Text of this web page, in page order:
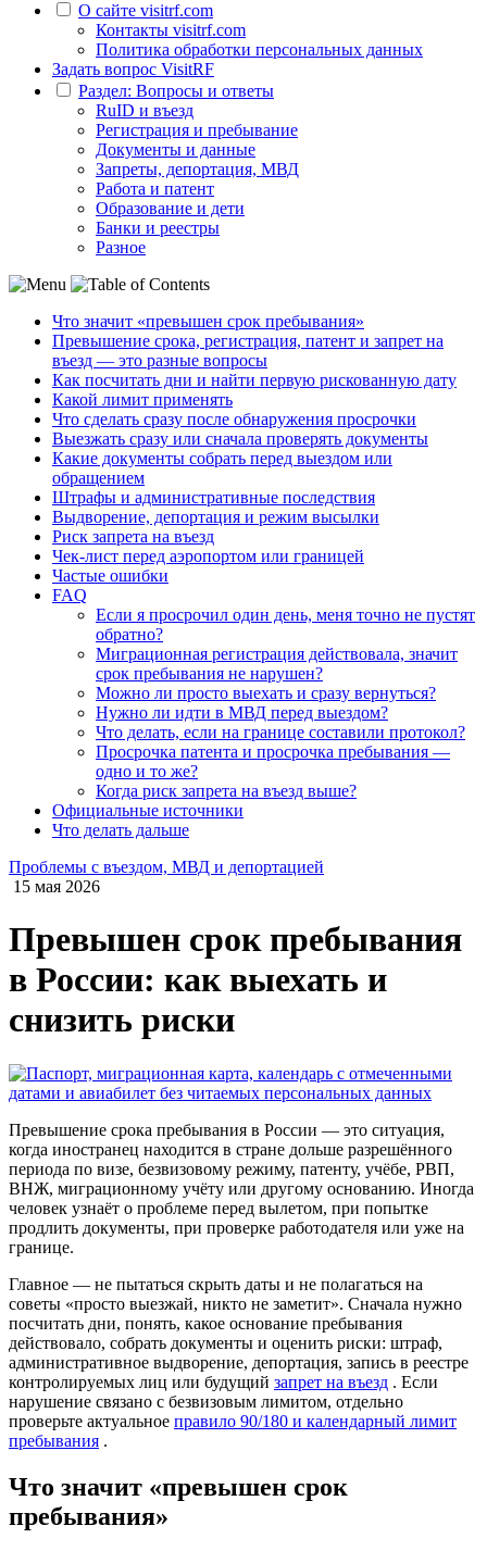
О сайте visitrf.com
Контакты visitrf.com
Политика обработки персональных данных
Задать вопрос VisitRF
Раздел: Вопросы и ответы
RuID и въезд
Регистрация и пребывание
Документы и данные
Запреты, депортация, МВД
Работа и патент
Образование и дети
Банки и реестры
Разное
Что значит «превышен срок пребывания»
Превышение срока, регистрация, патент и запрет на
въезд — это разные вопросы
Как посчитать дни и найти первую рискованную дату
Какой лимит применять
Что сделать сразу после обнаружения просрочки
Выезжать сразу или сначала проверять документы
Какие документы собрать перед выездом или
обращением
Штрафы и административные последствия
Выдворение, депортация и режим высылки
Риск запрета на въезд
Чек-лист перед аэропортом или границей
Частые ошибки
FAQ
Если я просрочил один день, меня точно не пустят
обратно?
Миграционная регистрация действовала, значит
срок пребывания не нарушен?
Можно ли просто выехать и сразу вернуться?
Нужно ли идти в МВД перед выездом?
Что делать, если на границе составили протокол?
Просрочка патента и просрочка пребывания —
одно и то же?
Когда риск запрета на въезд выше?
Официальные источники
Что делать дальше
Проблемы с въездом, МВД и депортацией
15 мая 2026
Превышен срок пребывания
в России: как выехать и
снизить риски
Превышение срока пребывания в России — это ситуация,
когда иностранец находится в стране дольше разрешённого
периода по визе, безвизовому режиму, патенту, учёбе, РВП,
ВНЖ, миграционному учёту или другому основанию. Иногда
человек узнаёт о проблеме перед вылетом, при попытке
продлить документы, при проверке работодателя или уже на
границе.
Главное — не пытаться скрыть даты и не полагаться на
советы «просто выезжай, никто не заметит». Сначала нужно
посчитать дни, понять, какое основание пребывания
действовало, собрать документы и оценить риски: штраф,
административное выдворение, депортация, запись в реестре
контролируемых лиц или будущий запрет на въезд . Если
нарушение связано с безвизовым лимитом, отдельно
проверьте актуальное правило 90/180 и календарный лимит
пребывания .
Что значит «превышен срок
пребывания»